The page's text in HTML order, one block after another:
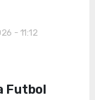
- 11:12
Futbol